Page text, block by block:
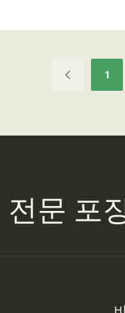
1
전문 포